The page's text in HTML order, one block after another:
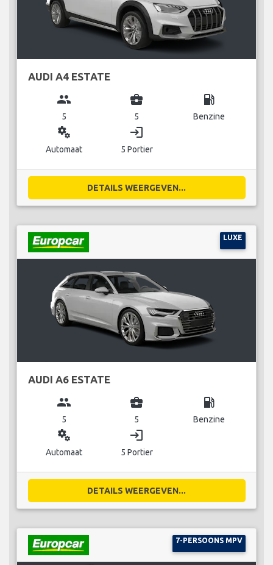
AUDI A4 ESTATE
group
5
business_center
5
local_gas_station
Benzine
miscellaneous_services
Automaat
login
5 Portier
DETAILS WEERGEVEN...
LUXE
AUDI A6 ESTATE
group
5
business_center
5
local_gas_station
Benzine
miscellaneous_services
Automaat
login
5 Portier
DETAILS WEERGEVEN...
7-PERSOONS MPV